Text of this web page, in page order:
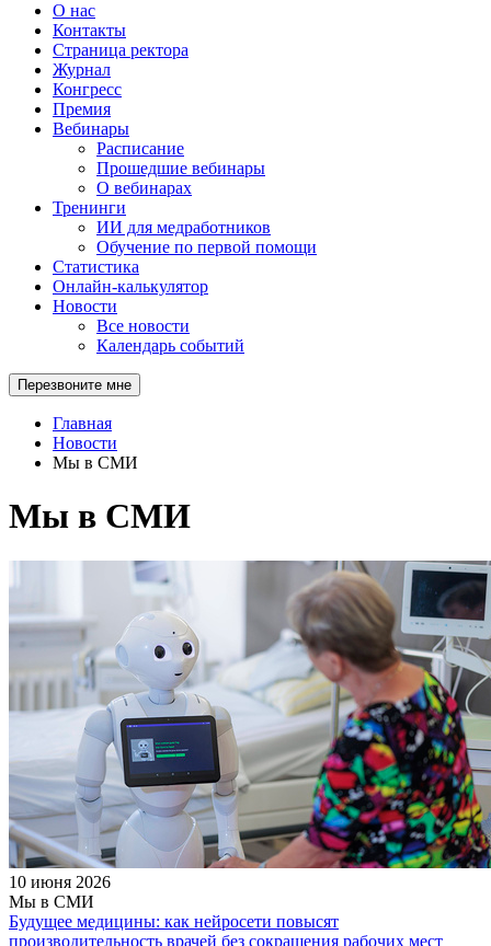
О нас
Контакты
Страница ректора
Журнал
Конгресс
Премия
Вебинары
Расписание
Прошедшие вебинары
О вебинарах
Тренинги
ИИ для медработников
Обучение по первой помощи
Статистика
Онлайн-калькулятор
Новости
Все новости
Календарь событий
Перезвоните мне
Главная
Новости
Мы в СМИ
Мы в СМИ
10 июня 2026
Мы в СМИ
Будущее медицины: как нейросети повысят
производительность врачей без сокращения рабочих мест